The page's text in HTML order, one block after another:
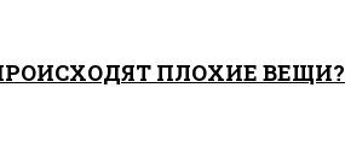
ПЛОХИЕ ВЕЩИ?